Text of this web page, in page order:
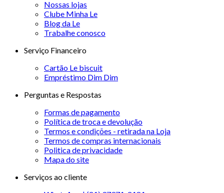
Nossas lojas
Clube Minha Le
Blog da Le
Trabalhe conosco
Serviço Financeiro
Cartão Le biscuit
Empréstimo Dim Dim
Perguntas e Respostas
Formas de pagamento
Política de troca e devolução
Termos e condições - retirada na Loja
Termos de compras internacionais
Politica de privacidade
Mapa do site
Serviços ao cliente